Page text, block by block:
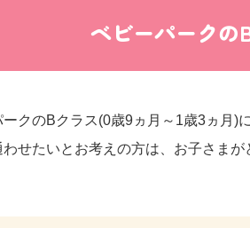
ベビーパークの
クのBクラス(0歳9ヵ月～1歳3ヵ月)
せたいとお考えの方は、お子さま